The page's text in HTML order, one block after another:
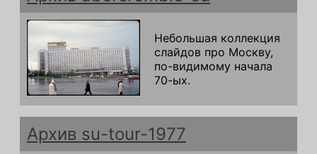
Небольшая коллекция
слайдов про Москву,
по-видимому начала
70-ых.
Архив su-tour-1977